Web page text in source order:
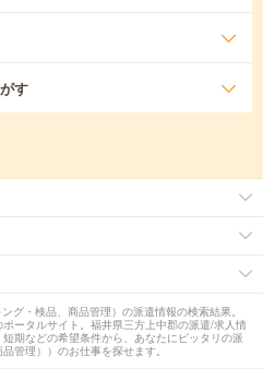
す
グ・検品、商品管理）の派遣情報の検索結果。
ータルサイト。福井県三方上中郡の派遣/求人情
期などの希望条件から、あなたにピッタリの派
管理））のお仕事を探せます。